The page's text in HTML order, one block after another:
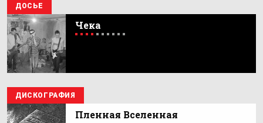
ДОСЬЕ
Чека
ДИСКОГРАФИЯ
Пленная Вселенная